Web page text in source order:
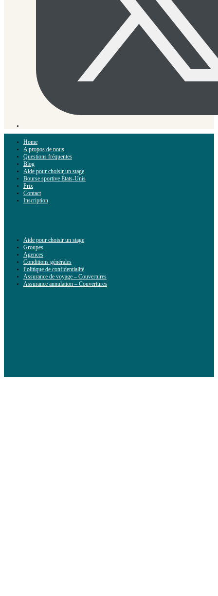
Home
A propos de nous
Questions fréquentes
Blog
Aide pour choisir un stage
Bourse sportive États-Unis
Prix
Contact
Inscription
Aide pour choisir un stage
Groupes
Agences
Conditions générales
Politique de confidentialité
Assurance de voyage – Couvertures
Assurance annulation – Couvertures